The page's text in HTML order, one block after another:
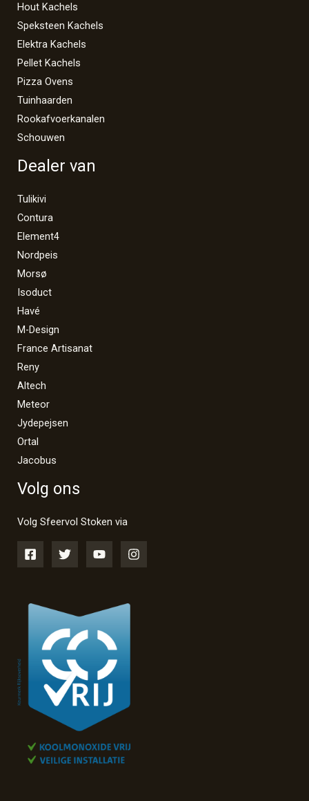
Hout Kachels
Speksteen Kachels
Elektra Kachels
Pellet Kachels
Pizza Ovens
Tuinhaarden
Rookafvoerkanalen
Schouwen
Dealer van
Tulikivi
Contura
Element4
Nordpeis
Morsø
Isoduct
Havé
M-Design
France Artisanat
Reny
Altech
Meteor
Jydepejsen
Ortal
Jacobus
Volg ons
Volg Sfeervol Stoken via